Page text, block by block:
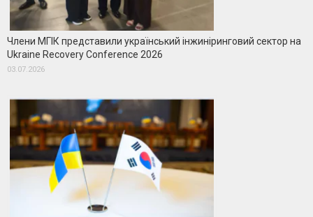
Члени МГІК представили український інжиніринговий сектор на
Ukraine Recovery Conference 2026
03.07.2026